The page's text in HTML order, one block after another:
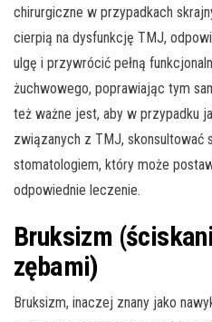
chirurgiczne w przypadkach
cierpią na dysfunkcję TMJ,
ulgę i przywrócić pełną
żuchwowego, poprawiając tym
też ważne jest, aby w przypadku
związanych z TMJ, skonsultować
stomatologiem, który może
odpowiednie leczenie.
Bruksizm
zębami)
Bruksizm, inaczej znany jako